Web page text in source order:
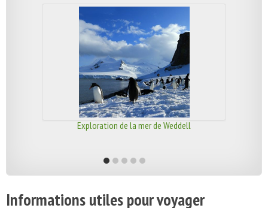
Exploration de la mer de Weddell
Informations utiles pour voyager